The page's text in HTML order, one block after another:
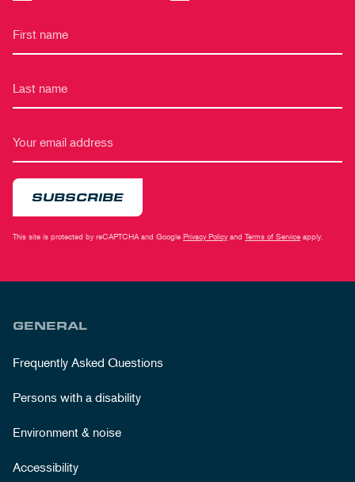
SUBSCRIBE
This site is protected by reCAPTCHA and Google Privacy Policy and Terms of Service apply.
GENERAL
Frequently Asked Questions
Persons with a disability
Environment & noise
Accessibility